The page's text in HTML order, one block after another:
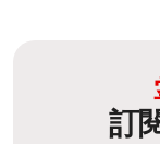
訂